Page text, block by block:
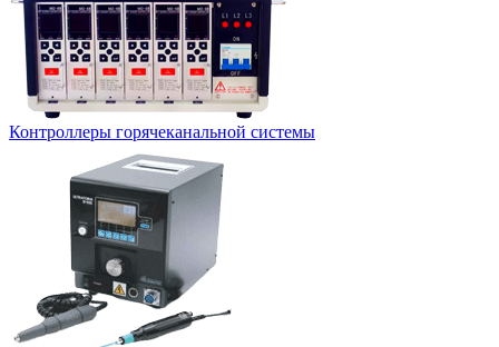
Контроллеры горячеканальной системы